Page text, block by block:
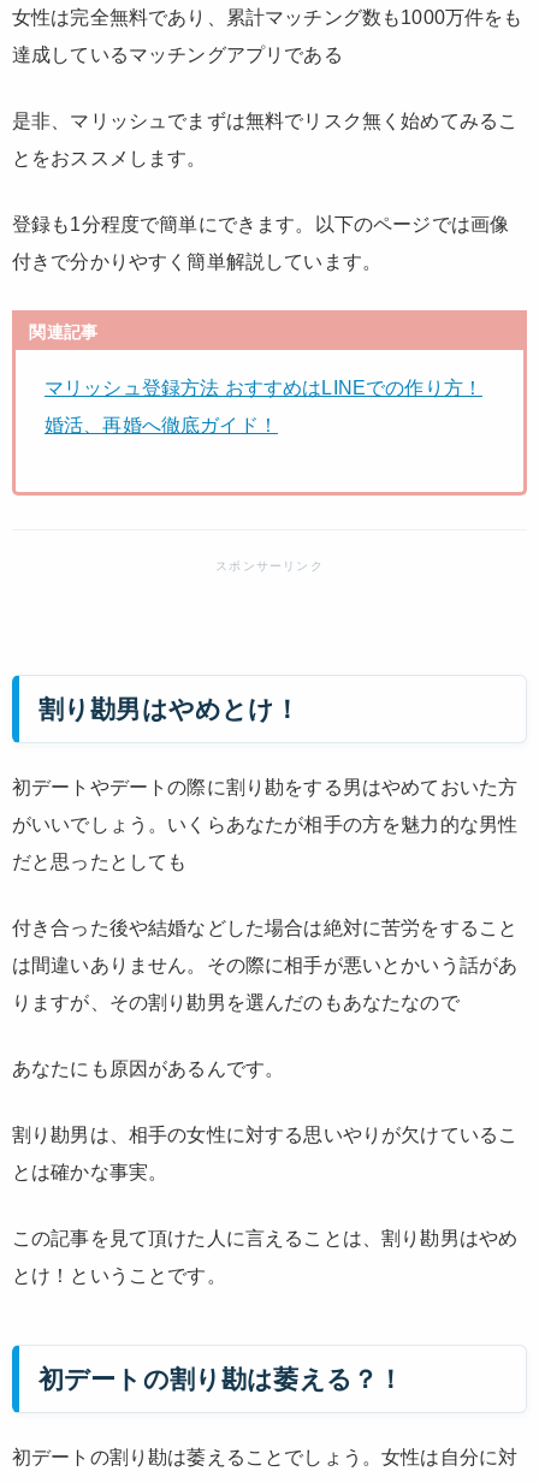
女性は完全無料であり、累計マッチング数も1000万件をも
達成しているマッチングアプリである
是非、マリッシュでまずは無料でリスク無く始めてみるこ
とをおススメします。
登録も1分程度で簡単にできます。以下のページでは画像
付きで分かりやすく簡単解説しています。
関連記事
マリッシュ登録方法 おすすめはLINEでの作り方！
婚活、再婚へ徹底ガイド！
割り勘男はやめとけ！
初デートやデートの際に割り勘をする男はやめておいた方
がいいでしょう。いくらあなたが相手の方を魅力的な男性
だと思ったとしても
付き合った後や結婚などした場合は絶対に苦労をすること
は間違いありません。その際に相手が悪いとかいう話があ
りますが、その割り勘男を選んだのもあなたなので
あなたにも原因があるんです。
割り勘男は、相手の女性に対する思いやりが欠けているこ
とは確かな事実。
この記事を見て頂けた人に言えることは、割り勘男はやめ
とけ！ということです。
初デートの割り勘は萎える？！
初デートの割り勘は萎えることでしょう。女性は自分に対